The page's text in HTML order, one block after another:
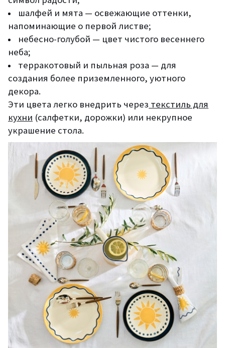
шалфей и мята — освежающие оттенки,
напоминающие о первой листве;
небесно-голубой — цвет чистого весеннего
неба;
терракотовый и пыльная роза — для
создания более приземленного, уютного
декора.
Эти цвета легко внедрить через текстиль для
кухни (салфетки, дорожки) или некрупное
украшение стола.